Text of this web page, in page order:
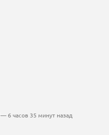
— 6 часов 35 минут назад